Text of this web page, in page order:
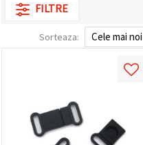
traficul și a
afișa
mai
analiză și
marketing.
FILTRE
Sorteaza: